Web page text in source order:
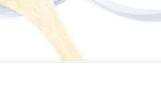
to Enlarge